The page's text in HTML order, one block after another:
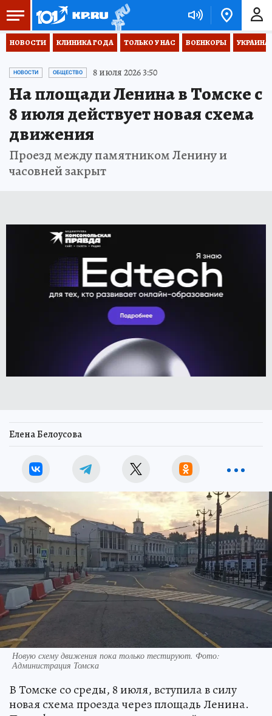
НОВОСТИ КЛИНИКА ГОДА ТОЛЬКО У НАС ВОЕНКОРЫ
НОВОСТИ ОБЩЕСТВО 8 июля 2026 3:50
На площади Ленина в Томске с
8 июля действует новая схема
движения
Проезд между памятником Ленину и
часовней закрыт
Елена Белоусова
Новую схему движения пока только тестируют. Фото:
Администрация Томска
В Томске со среды, 8 июля, вступила в силу
новая схема проезда через площадь Ленина.